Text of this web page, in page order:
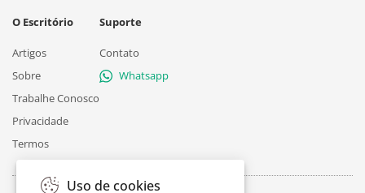
O Escritório
Artigos
Sobre
Trabalhe Conosco
Privacidade
Termos
Suporte
Contato
Whatsapp
Uso de cookies